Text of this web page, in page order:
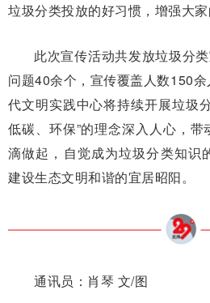
垃圾分类投放的好习惯，增强大家
此次宣传活动共发放垃圾分
问题40余个，宣传覆盖人数150
代文明实践中心将持续开展垃圾
低碳、环保”的理念深入人心，
滴做起，自觉成为垃圾分类知识
建设生态文明和谐的宜居昭阳。
通讯员：肖琴 文/图